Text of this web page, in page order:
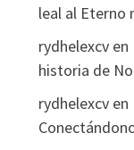
leal al Eterno
rydhelexcven
historia de
rydhelexcven